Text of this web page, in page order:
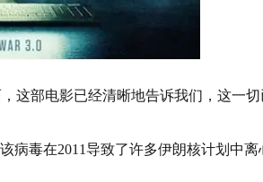
这部电影已经清晰地告诉我们，这一
病毒在2011导致了许多伊朗核计划中